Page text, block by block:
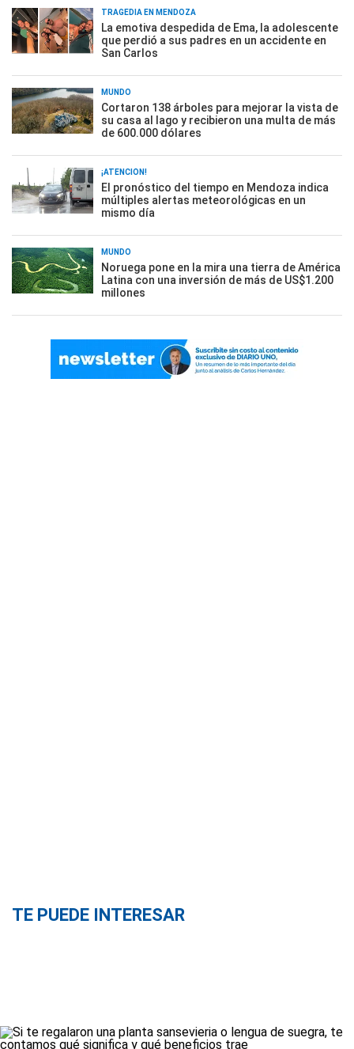
TRAGEDIA EN MENDOZA
La emotiva despedida de Ema, la adolescente
que perdió a sus padres en un accidente en
San Carlos
MUNDO
Cortaron 138 árboles para mejorar la vista de
su casa al lago y recibieron una multa de más
de 600.000 dólares
¡ATENCIÓN!
El pronóstico del tiempo en Mendoza indica
múltiples alertas meteorológicas en un
mismo día
MUNDO
Noruega pone en la mira una tierra de América
Latina con una inversión de más de US$1.200
millones
TE PUEDE INTERESAR